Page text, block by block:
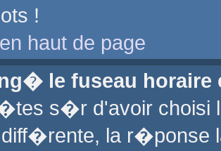
!
haut de page
le fuseau horaire
s�r d'avoir choisi
la r�ponse